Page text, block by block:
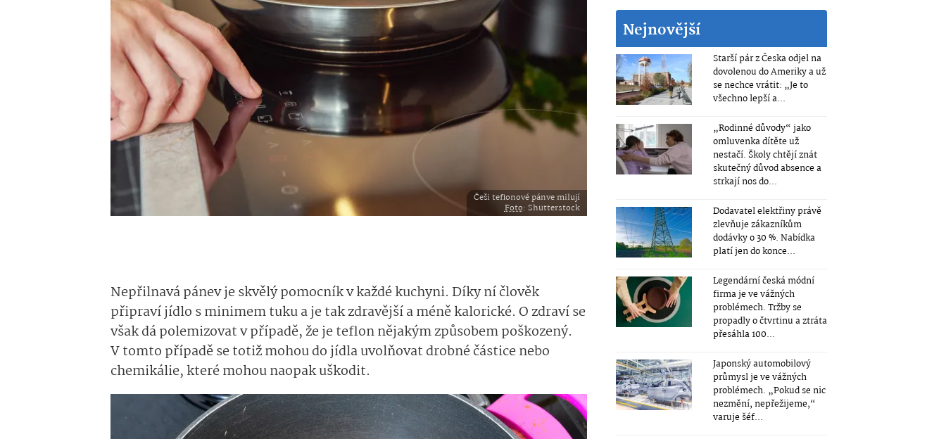
Češi teflonové pánve milují
Foto: Shutterstock
Nepřilnavá pánev je skvělý pomocník v každé kuchyni. Díky ní člověk
připraví jídlo s minimem tuku a je tak zdravější a méně kalorické. O zdraví se
však dá polemizovat v případě, že je teflon nějakým způsobem poškozený.
V tomto případě se totiž mohou do jídla uvolňovat drobné částice nebo
chemikálie, které mohou naopak uškodit.
Nejnovější
Starší pár z Česka odjel na
dovolenou do Ameriky a už
se nechce vrátit: „Je to
všechno lepší a...
„Rodinné důvody“ jako
omluvenka dítěte už
nestačí. Školy chtějí znát
skutečný důvod absence a
strkají nos do...
Dodavatel elektřiny právě
zlevňuje zákazníkům
dodávky o 30 %. Nabídka
platí jen do konce...
Legendární česká módní
firma je ve vážných
problémech. Tržby se
propadly o čtvrtinu a ztráta
přesáhla 100...
Japonský automobilový
průmysl je ve vážných
problémech. „Pokud se nic
nezmění, nepřežijeme,“
varuje šéf...